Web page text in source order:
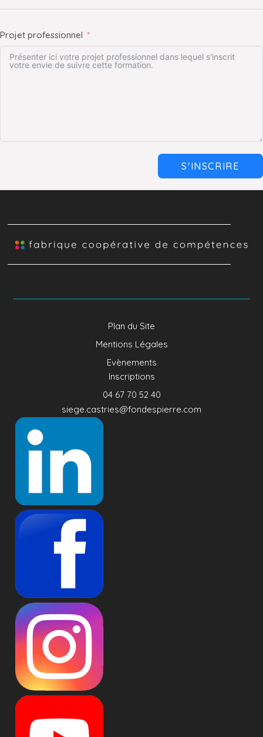
Projet professionnel
S'INSCRIRE
Plan du Site
Mentions Légales
Evènements
Inscriptions
04 67 70 52 40​
siege.castries@fondespierre.com​